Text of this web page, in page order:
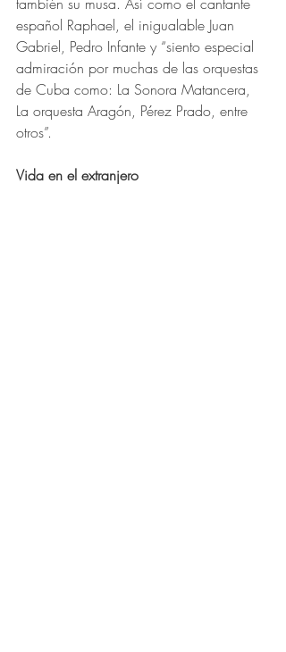
español Raphael, el inigualable Juan
Gabriel, Pedro Infante y “siento especial
admiración por muchas de las orquestas
de Cuba como: La Sonora Matancera,
La orquesta Aragón, Pérez Prado, entre
otros”.
Vida en el extranjero